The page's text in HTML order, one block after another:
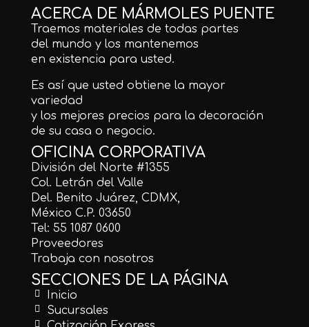
ACERCA DE MÁRMOLES PUENTE
Traemos materiales de todas partes
del mundo y los mantenemos
en existencia para usted.
Es así que usted obtiene la mayor
variedad
y los mejores precios para la decoración
de su casa o negocio.
OFICINA CORPORATIVA
División del Norte #1355
Col. Letrán del Valle
Del. Benito Juárez, CDMX,
México C.P. 03650
Tel: 55 1087 0600
Proveedores
Trabaja con nosotros
SECCIONES DE LA PÁGINA
Inicio
Sucursales